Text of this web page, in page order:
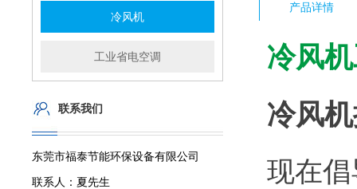
冷风机
工业省电空调
联系我们
东莞市福泰节能环保设备有限公司
联系人：夏先生
产品详情
冷风
冷风
现在